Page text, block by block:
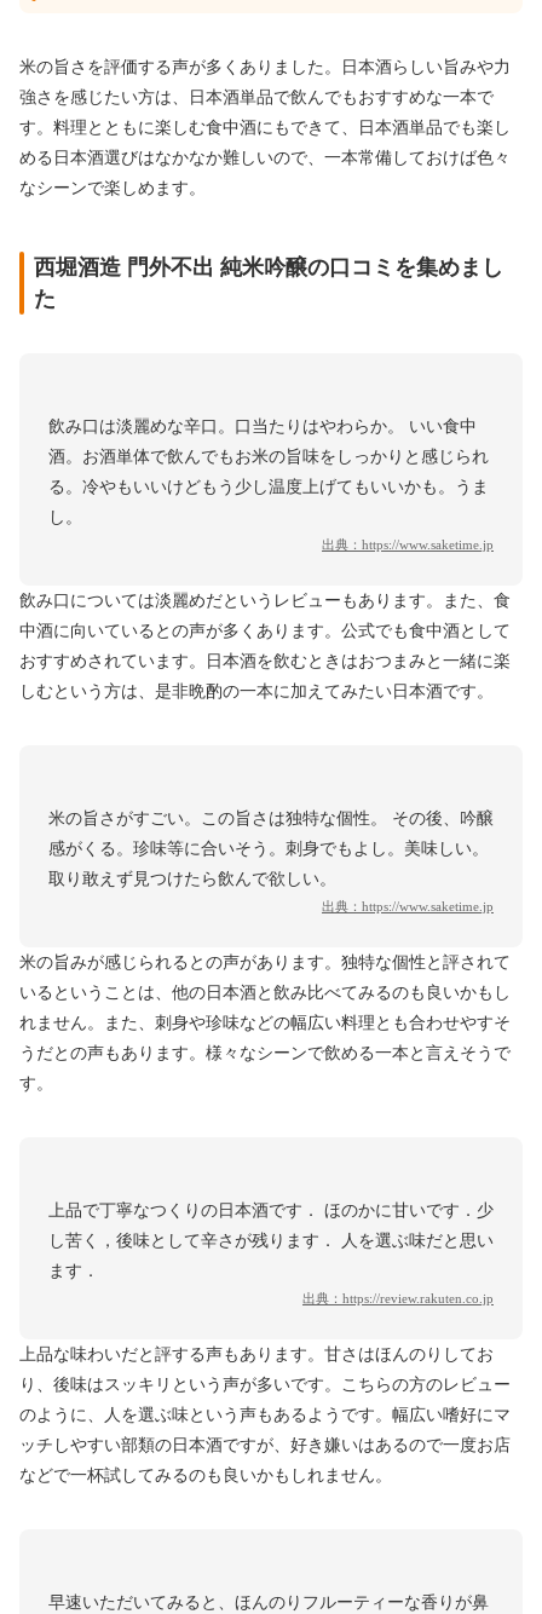
米の旨さを評価する声が多くありました。日本酒らしい旨みや力
強さを感じたい方は、日本酒単品で飲んでもおすすめな一本で
す。料理とともに楽しむ食中酒にもできて、日本酒単品でも楽し
める日本酒選びはなかなか難しいので、一本常備しておけば色々
なシーンで楽しめます。
西堀酒造 門外不出 純米吟醸の口コミを集めまし
た
飲み口は淡麗めな辛口。 口当たりはやわらか。 いい食中
酒。お酒単体で飲んでもお米の旨味をしっかりと感じられ
る。冷やもいいけどもう少し温度上げてもいいかも。うま
し。
出典： https://www.saketime.jp
飲み口については淡麗めだというレビューもあります。また、食
中酒に向いているとの声が多くあります。公式でも食中酒として
おすすめされています。日本酒を飲むときはおつまみと一緒に楽
しむという方は、是非晩酌の一本に加えてみたい日本酒です。
米の旨さがすごい。この旨さは独特な個性。 その後、吟醸
感がくる。珍味等に合いそう。刺身でもよし。美味しい。
取り敢えず見つけたら飲んで欲しい。
出典： https://www.saketime.jp
米の旨みが感じられるとの声があります。独特な個性と評されて
いるということは、他の日本酒と飲み比べてみるのも良いかもし
れません。また、刺身や珍味などの幅広い料理とも合わせやすそ
うだとの声もあります。様々なシーンで飲める一本と言えそうで
す。
上品で丁寧なつくりの日本酒です． ほのかに甘いです．少
し苦く，後味として辛さが残ります． 人を選ぶ味だと思い
ます．
出典： https://review.rakuten.co.jp
上品な味わいだと評する声もあります。甘さはほんのりしてお
り、後味はスッキリという声が多いです。こちらの方のレビュー
のように、人を選ぶ味という声もあるようです。幅広い嗜好にマ
ッチしやすい部類の日本酒ですが、好き嫌いはあるので一度お店
などで一杯試してみるのも良いかもしれません。
早速いただいてみると、ほんのりフルーティーな香りが鼻